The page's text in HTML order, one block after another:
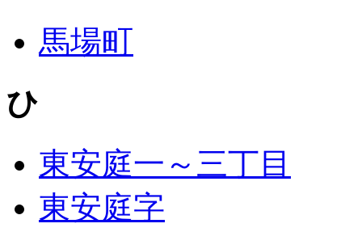
馬場町
ひ
東安庭一～三丁目
東安庭字